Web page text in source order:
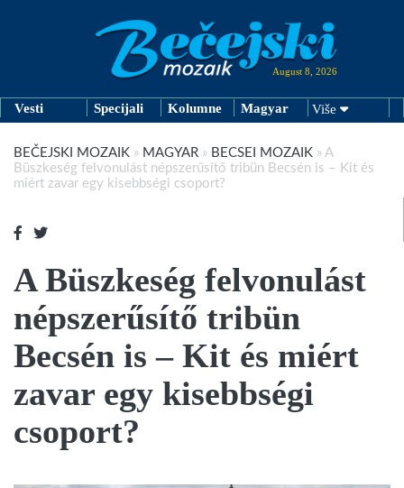
August 8, 2026
Vesti Specijali Kolumne Magyar Više
BEČEJSKI MOZAIK » MAGYAR » BECSEI MOZAIK » A
Büszkeség felvonulást népszerűsítő tribün Becsén is – Kit és
miért zavar egy kisebbségi csoport?
A Büszkeség felvonulást
népszerűsítő tribün
Becsén is – Kit és miért
zavar egy kisebbségi
csoport?